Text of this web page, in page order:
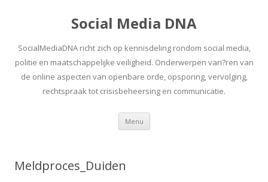
Social Media DNA
SocialMediaDNA richt zich op kennisdeling rondom social media,
politie en maatschappelijke veiligheid. Onderwerpen vari?ren van
de online aspecten van openbare orde, opsporing, vervolging,
rechtspraak tot crisisbeheersing en communicatie.
Menu Spring
inhoud
Meldproces_Duiden